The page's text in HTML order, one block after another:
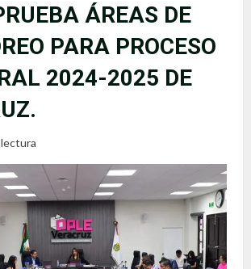
ÁREAS DE
PARA PROCESO
2024-2025 DE